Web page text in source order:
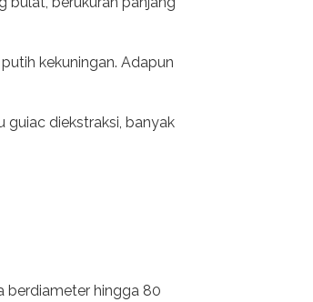
kekuningan. Adapun
guiac diekstraksi, banyak
berdiameter hingga 80